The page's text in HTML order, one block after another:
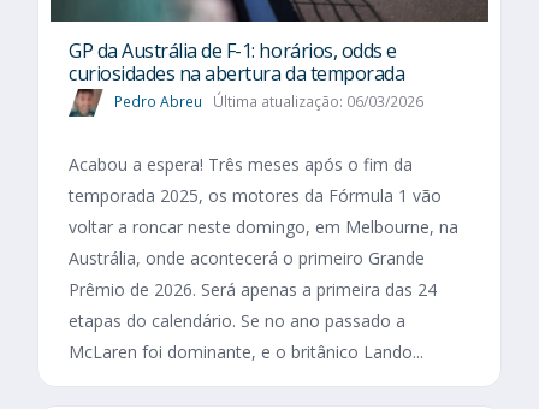
GP da Austrália de F-1: horários, odds e
curiosidades na abertura da temporada
Pedro Abreu Última atualização: 06/03/2026
Acabou a espera! Três meses após o fim da
temporada 2025, os motores da Fórmula 1 vão
voltar a roncar neste domingo, em Melbourne, na
Austrália, onde acontecerá o primeiro Grande
Prêmio de 2026. Será apenas a primeira das 24
etapas do calendário. Se no ano passado a
McLaren foi dominante, e o britânico Lando...